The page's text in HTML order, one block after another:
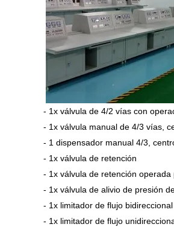
- 1x válvula de 4/2 vías con
- 1x válvula manual de 4/3 vías,
- 1 dispensador manual 4/3,
- 1x válvula de retención
- 1x válvula de retención operada
- 1x válvula de alivio de presión
- 1x limitador de flujo bidireccional
- 1x limitador de flujo